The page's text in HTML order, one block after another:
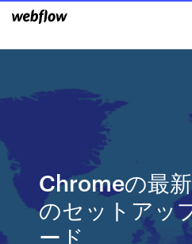
Chromeの最
のセットアッ
ード